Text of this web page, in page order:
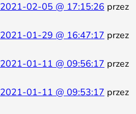
2021-02-05 @ 17:15:26 przez
2021-01-29 @ 16:47:17 przez
2021-01-11 @ 09:56:17 przez
2021-01-11 @ 09:53:17 przez